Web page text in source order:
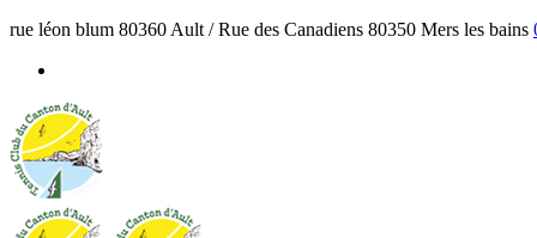
rue léon blum 80360 Ault / Rue des Canadiens 80350 Mers les bains